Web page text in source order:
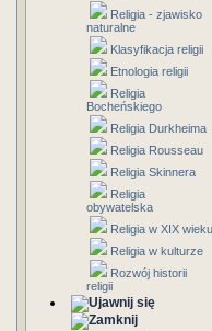
Religia - zjawisko
naturalne
Klasyfikacja religii
Etnologia religii
Religia
Bocheńskiego
Religia Durkheima
Religia Rousseau
Religia Skinnera
Religia
obywatelska
Religia w XIX wieku
Religia w kulturze
Rozwój historii
religii